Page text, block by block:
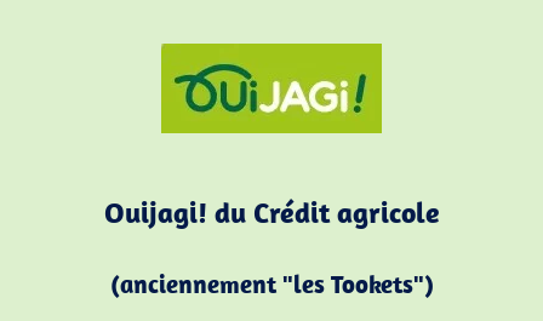
Ouijagi! du Crédit agricole
(anciennement "les Tookets")